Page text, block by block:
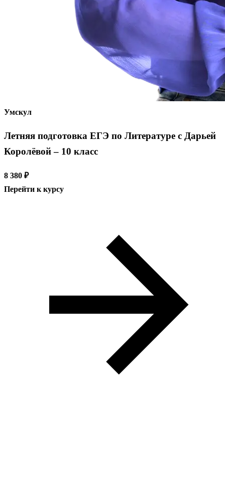
Умскул
Летняя подготовка ЕГЭ по Литературе с Дарьей
Королёвой – 10 класс
8 380 ₽
Перейти к курсу